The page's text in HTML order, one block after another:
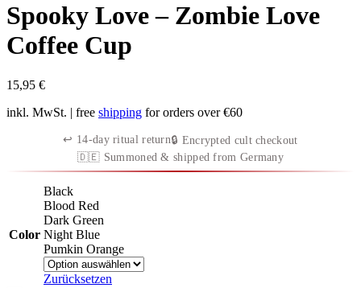
Spooky Love – Zombie Love
Coffee Cup
15,95 €
inkl. MwSt. | free shipping for orders over €60
↩︎ 14-day ritual return🔒 Encrypted cult checkout
🇩🇪 Summoned & shipped from Germany
Color
Black
Blood Red
Dark Green
Night Blue
Pumkin Orange
Zurücksetzen